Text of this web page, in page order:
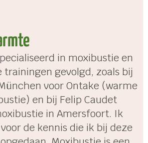
in moxibustie en
trainingen gevolgd, zoals bij
voor Ontake (warme
en bij Felip Caudet
in Amersfoort. Ik
de kennis die ik bij deze